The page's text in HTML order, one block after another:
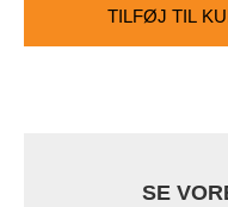
TILFØJ TIL
SE